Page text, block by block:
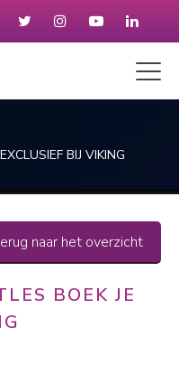
BIJ VIKING
naar het overzicht
BOEK JE